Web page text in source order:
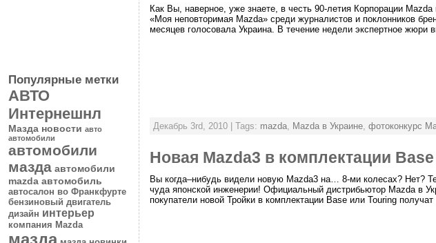
Как Вы, наверное, уже знаете, в честь 90-летия Корпорации
«Моя неповторимая Mazda» среди журналистов и поклонников
месяцев голосовала Украина. В течение недели экспертное
Декабрь 3rd, 2010 | Tags: mazda, Mazda в Украине, фотоконкурс
Новая Mazda3 в комплектации
Вы когда–нибудь видели новую Mazda3 на… 8-ми колесах? Нет?
чуда японской инженерии! Официальный дистрибьютор Mazda в
покупатели новой Тройки в комплектации Base или Touring
Популярные метки
АВТО
Интернешнл
Мазда новости авто
автомобили
автомобили
мазда автомобили
mazda автомобиль
автосалон во Франкфурте
бензиновый двигатель
дизайн интерьер
компания Mazda